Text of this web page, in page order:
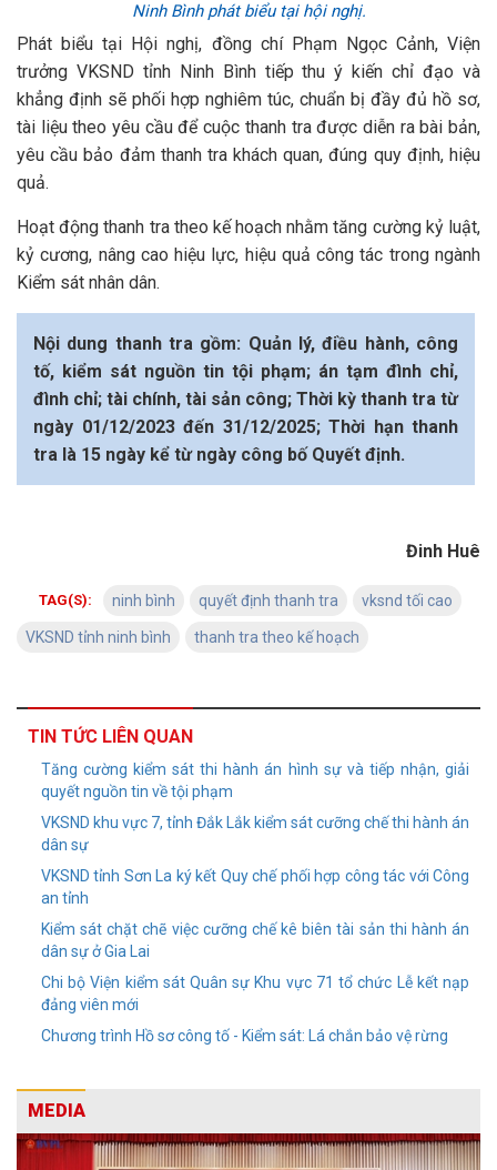
Ninh Bình phát biểu tại hội nghị.
Phát biểu tại Hội nghị, đồng chí Phạm Ngọc Cảnh, Viện
trưởng VKSND tỉnh Ninh Bình tiếp thu ý kiến chỉ đạo và
khẳng định sẽ phối hợp nghiêm túc, chuẩn bị đầy đủ hồ sơ,
tài liệu theo yêu cầu để cuộc thanh tra được diễn ra bài bản,
yêu cầu bảo đảm thanh tra khách quan, đúng quy định, hiệu
quả.
Hoạt động thanh tra theo kế hoạch nhằm tăng cường kỷ luật,
kỷ cương, nâng cao hiệu lực, hiệu quả công tác trong ngành
Kiểm sát nhân dân.
Nội dung thanh tra gồm: Quản lý, điều hành, công
tố, kiểm sát nguồn tin tội phạm; án tạm đình chỉ,
đình chỉ; tài chính, tài sản công; Thời kỳ thanh tra từ
ngày 01/12/2023 đến 31/12/2025; Thời hạn thanh
tra là 15 ngày kể từ ngày công bố Quyết định.
Đinh Huê
TAG(S): ninh bình quyết định thanh tra vksnd tối cao
VKSND tỉnh ninh bình thanh tra theo kế hoạch
TIN TỨC LIÊN QUAN
Tăng cường kiểm sát thi hành án hình sự và tiếp nhận, giải
quyết nguồn tin về tội phạm
VKSND khu vực 7, tỉnh Đắk Lắk kiểm sát cưỡng chế thi hành án
dân sự
VKSND tỉnh Sơn La ký kết Quy chế phối hợp công tác với Công
an tỉnh
Kiểm sát chặt chẽ việc cưỡng chế kê biên tài sản thi hành án
dân sự ở Gia Lai
Chi bộ Viện kiểm sát Quân sự Khu vực 71 tổ chức Lễ kết nạp
đảng viên mới
Chương trình Hồ sơ công tố - Kiểm sát: Lá chắn bảo vệ rừng
MEDIA